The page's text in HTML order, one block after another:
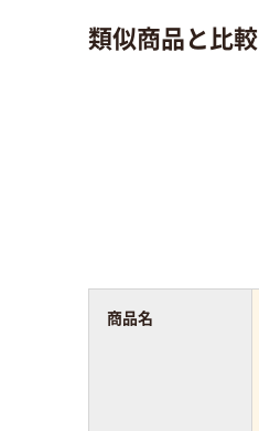
類似商品と比較
商品名